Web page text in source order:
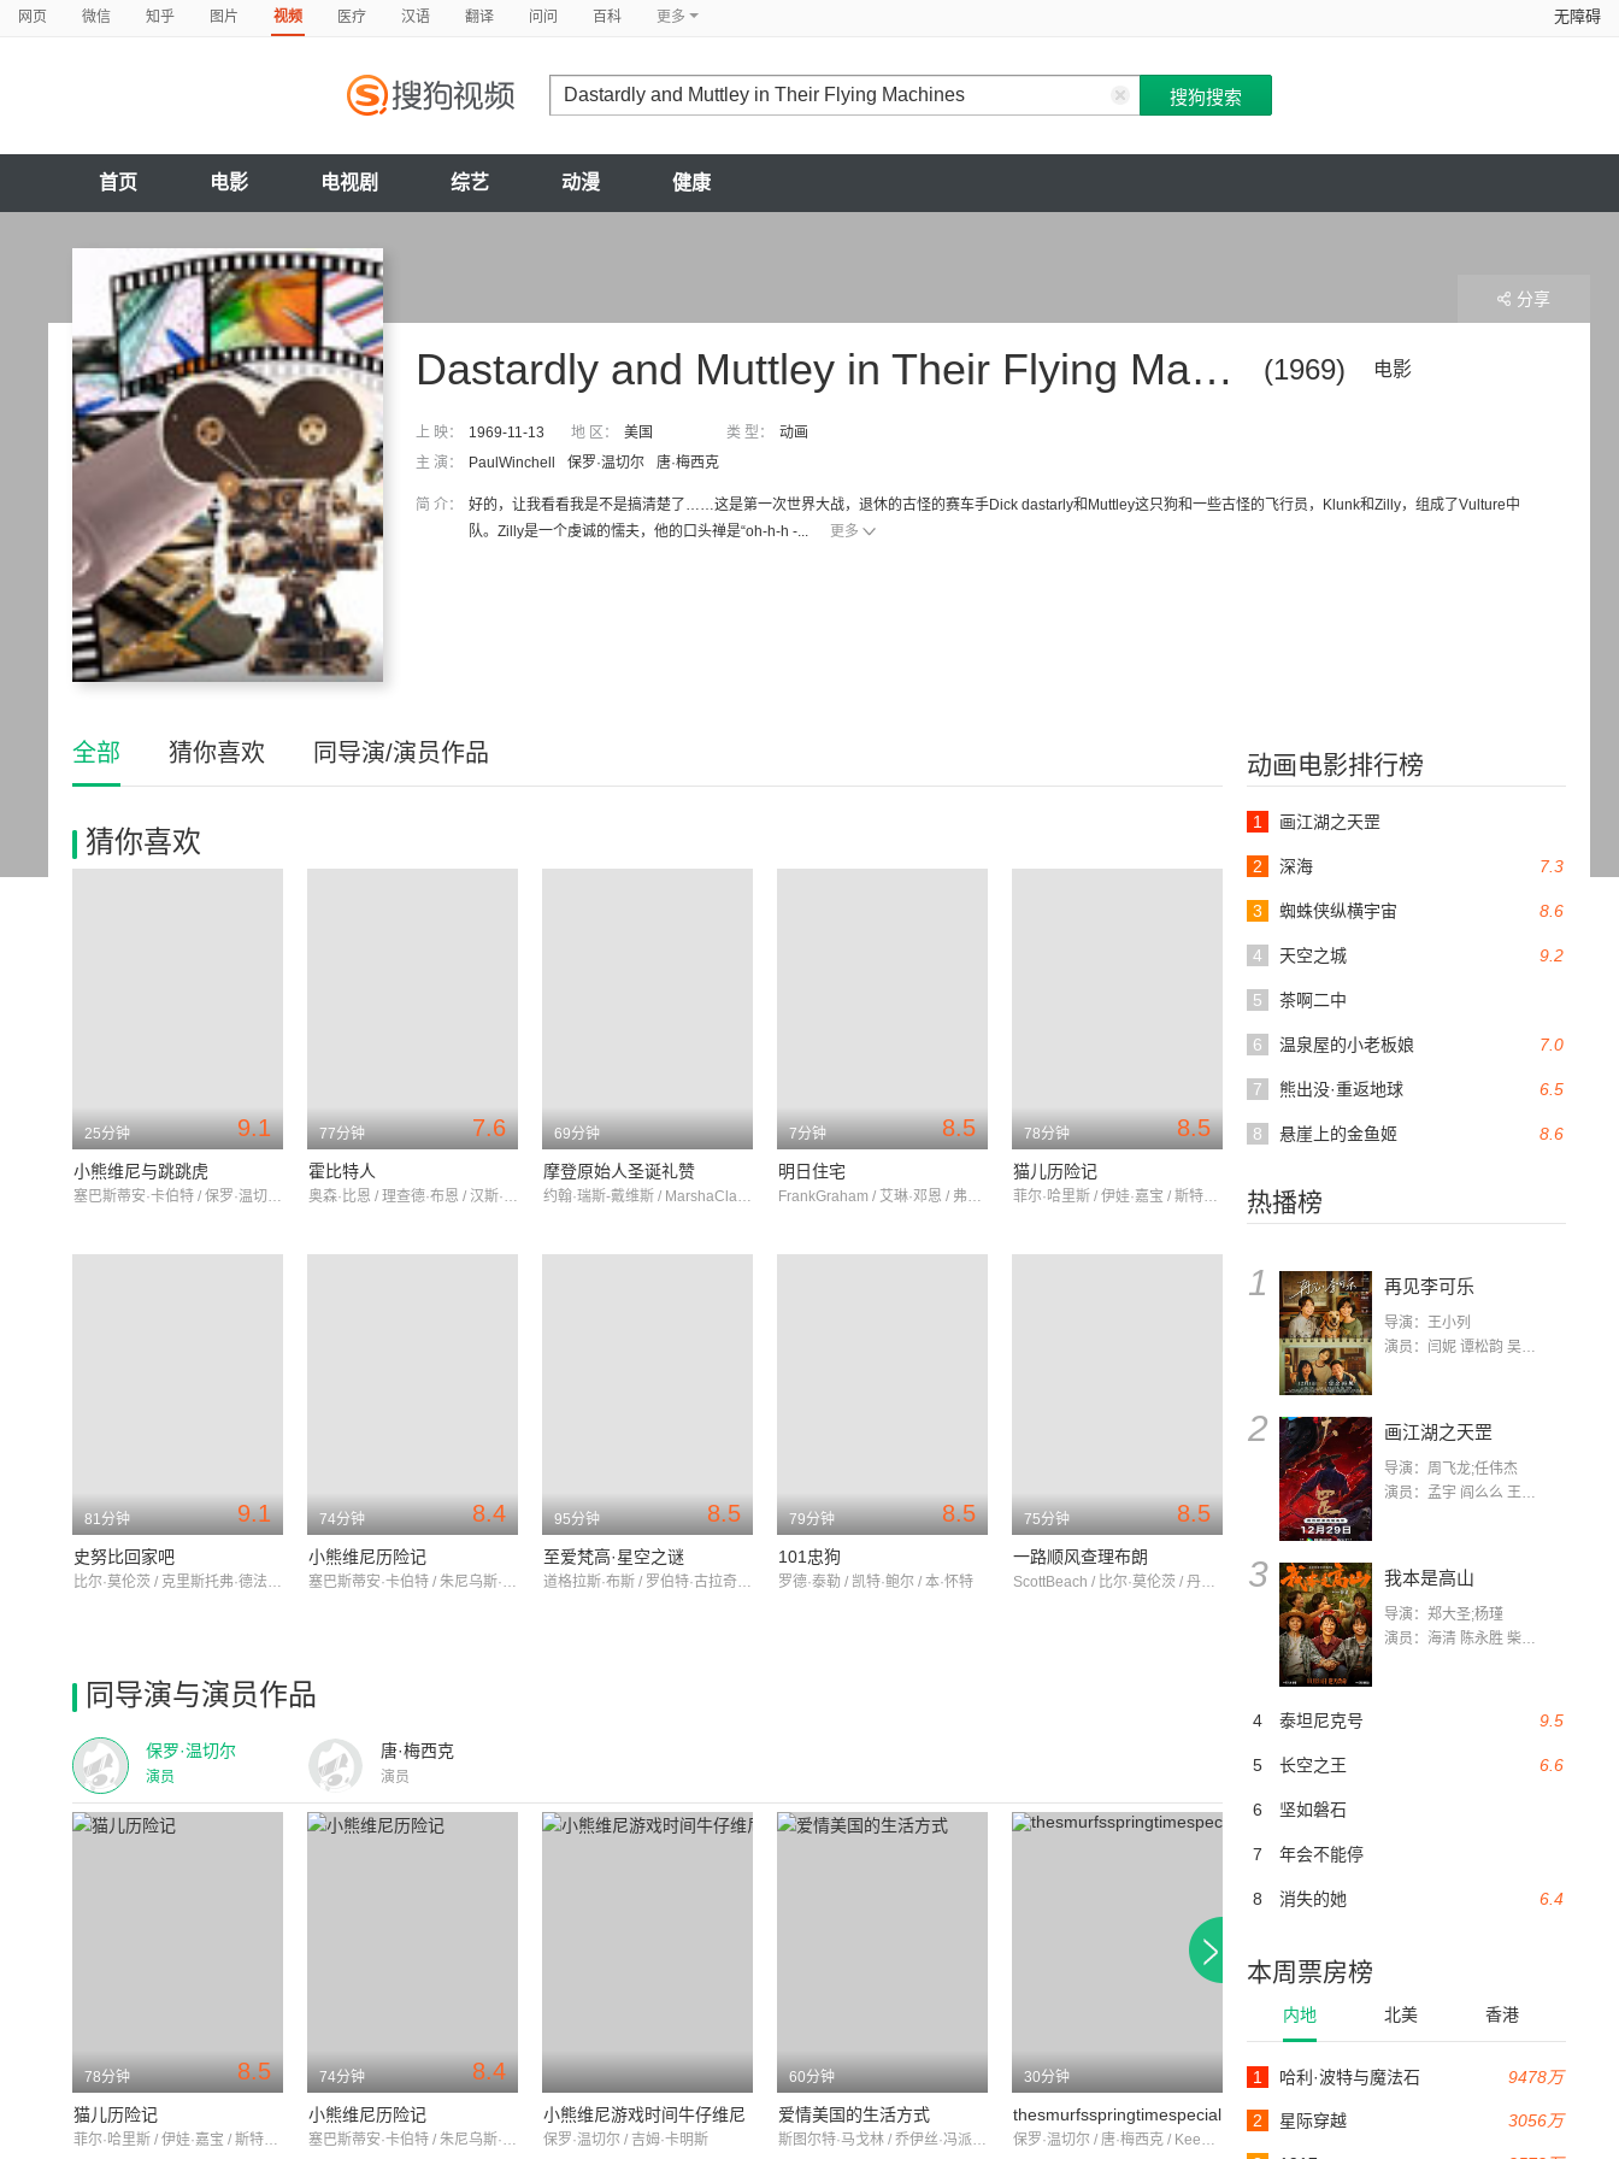
网页 微信 知乎 图片 视频 医疗 汉语 翻译 问问 百科 更多 无障碍
首页 电影 电视剧 综艺 动漫 健康
(1969) 电影
Dastardly and Muttley in Their Flying Machines
上 映： 1969-11-13 地 区： 美国 类 型：
动画
主 演：
PaulWinchell 保罗·温切尔 唐·梅西克
简 介：
好的，让我看看我是不是搞清楚了……这是第一次世界大战，退休的古怪的赛车手Dick dastarly和Muttley这只狗和一些古怪的飞行员，Klunk和Zilly，组成了Vulture中
队。Zilly是一个虔诚的懦夫，他的口头禅是“oh-h-h -...
更多
分享
动画电影排行榜
1 画江湖之天罡
7.3
2 深海
8.6
3 蜘蛛侠纵横宇宙
9.2
4 天空之城
5 茶啊二中
7.0
6 温泉屋的小老板娘
6.5
7 熊出没·重返地球
8.6
8 悬崖上的金鱼姬
热播榜
1 再见李可乐
导演：王小列
演员：闫妮 谭松韵 吴京 蒋龙 赵小棠 冯雷 李虎城 平安 小七 小可乐
2 画江湖之天罡
导演：周飞龙;任伟杰
演员：孟宇 阎么么 王凯 郭政建 阎萌萌 杨默 高枫 齐斯伽 刘芊含 马程
3 我本是高山
导演：郑大圣;杨瑾
演员：海清 陈永胜 柴烨 王玥婷 万国鹏 美朵达瓦 赵瑞婷 罗解艳 郭莉娜 潘家艳
9.5
4 泰坦尼克号
6.6
5 长空之王
6 坚如磐石
7 年会不能停
6.4
8 消失的她
本周票房榜
内地 北美 香港
9478万
1 哈利·波特与魔法石
3056万
2 星际穿越
全部 猜你喜欢 同导演/演员作品
猜你喜欢
9.1
25分钟
小熊维尼与跳跳虎
塞巴斯蒂安·卡伯特 / 保罗·温切尔 / 斯特灵·哈洛威
7.6
77分钟
霍比特人
奥森·比恩 / 理查德·布恩 / 汉斯·康拉德
69分钟
摩登原始人圣诞礼赞
约翰·瑞斯-戴维斯 / MarshaClark / 亨利·柯登
8.5
7分钟
明日住宅
FrankGraham / 艾琳·邓恩 / 弗兰克·格雷厄姆
8.5
78分钟
猫儿历险记
菲尔·哈里斯 / 伊娃·嘉宝 / 斯特灵·哈洛威
9.1
81分钟
史努比回家吧
比尔·莫伦茨 / 克里斯托弗·德法里亚 / David Carey
8.4
74分钟
小熊维尼历险记
塞巴斯蒂安·卡伯特 / 朱尼乌斯·马修斯 / 芭芭拉·卢迪
8.5
95分钟
至爱梵高·星空之谜
道格拉斯·布斯 / 罗伯特·古拉奇克 / 埃莉诺·汤姆林森
8.5
79分钟
101忠狗
罗德·泰勒 / 凯特·鲍尔 / 本·怀特
8.5
75分钟
一路顺风查理布朗
ScottBeach / 比尔·莫伦茨 / 丹尼尔·安德森
同导演与演员作品
保罗·温切尔
演员
唐·梅西克
演员
8.5
78分钟
猫儿历险记
菲尔·哈里斯 / 伊娃·嘉宝 / 斯特灵·哈洛威
8.4
74分钟
小熊维尼历险记
塞巴斯蒂安·卡伯特 / 朱尼乌斯·马修斯 / 芭芭拉·卢迪
小熊维尼游戏时间牛仔维尼
保罗·温切尔 / 吉姆·卡明斯
60分钟
爱情美国的生活方式
斯图尔特·马戈林 / 乔伊丝·冯派特 / 斯蒂芬妮·鲍尔斯
30分钟
thesmurfsspringtimespecial
保罗·温切尔 / 唐·梅西克 / Keene Curtis
8.3
25分钟
小熊维尼与大风吹
30分钟
小熊维尼:情人节